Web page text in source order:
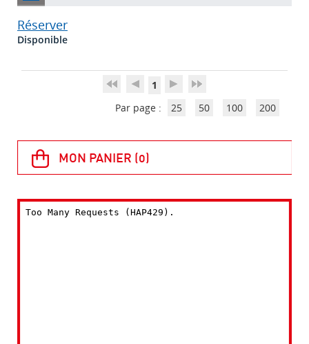
Réserver
Disponible
1
Par page :
25 50 100 200